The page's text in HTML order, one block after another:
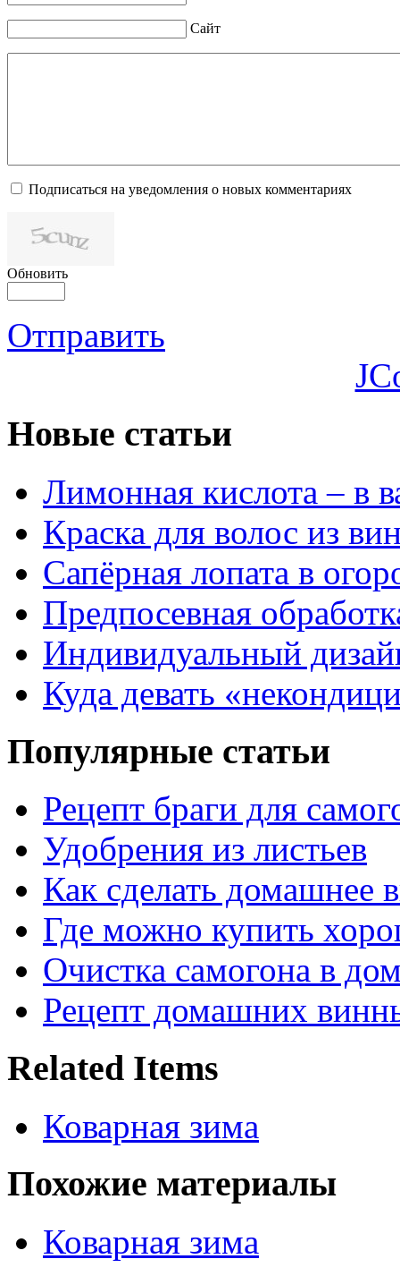
Сайт
Подписаться на уведомления о новых комментариях
Обновить
Отправить
Новые статьи
Лимонная кислота – в
Краска для волос из
Сапёрная лопата в
Предпосевная
Индивидуальный
Куда девать
Популярные статьи
Рецепт браги для
Удобрения из листьев
Как сделать домашнее
Где можно купить
Очистка самогона в
Рецепт домашних
Related Items
Коварная зима
Похожие материалы
Коварная зима